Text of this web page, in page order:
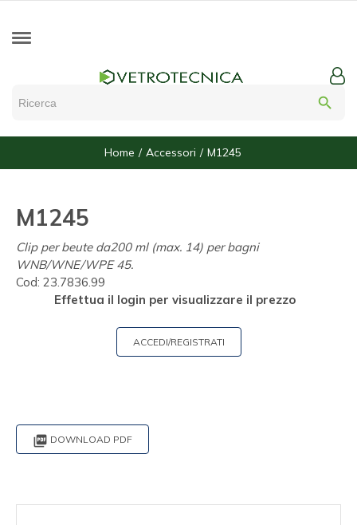
search
Home Accessori M1245
M1245
Clip per beute da200 ml (max. 14) per bagni
WNB/WNE/WPE 45.
Cod: 23.7836.99
Effettua il login per visualizzare il prezzo
ACCEDI/REGISTRATI
 DOWNLOAD PDF